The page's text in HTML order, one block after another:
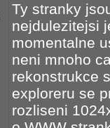
Ty stranky
nejdulezitejsi
momentalne
neni mnoho
rekonstrukce
exploreru se
rozliseni